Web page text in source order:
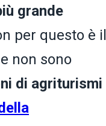
grande
per questo è il
non sono
di agriturismi